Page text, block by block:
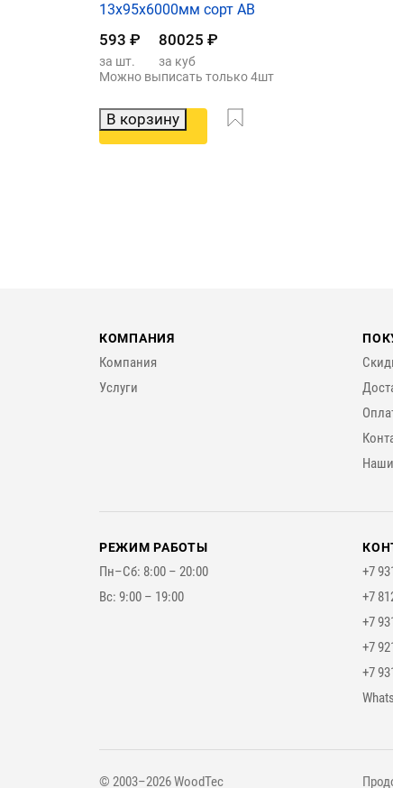
13х95х6000мм сорт АВ
593 ₽ 80025 ₽
за шт.
за куб
Можно выписать только 4шт
В корзину
КОМПАНИЯ
Компания
Услуги
РЕЖИМ РАБОТЫ
Пн–Сб: 8:00 – 20:00
Вс: 9:00 – 19:00
+7
+7
+7
+7
+7
© 2003–2026 WoodTec